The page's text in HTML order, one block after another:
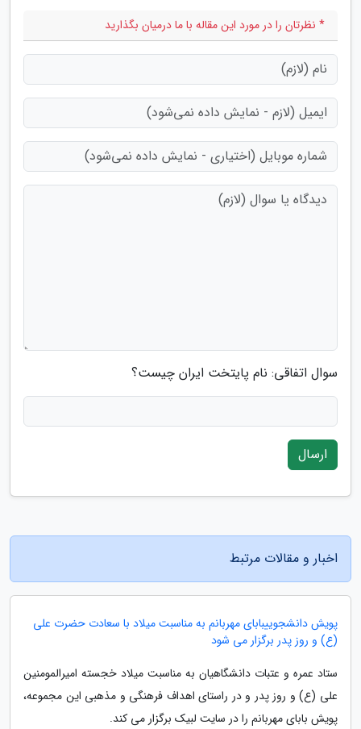
* نظرتان را در مورد این مقاله با ما درمیان بگذارید
سوال اتفاقی: نام پایتخت ایران چیست؟
ارسال
اخبار و مقالات مرتبط
پویش دانشجوییبابای مهربانم به مناسبت میلاد با سعادت حضرت علی
(ع) و روز پدر برگزار می شود
ستاد عمره و عتبات دانشگاهیان به مناسبت میلاد خجسته امیرالمومنین
علی (ع) و روز پدر و در راستای اهداف فرهنگی و مذهبی این مجموعه،
پویش بابای مهربانم را در سایت لبیک برگزار می کند.